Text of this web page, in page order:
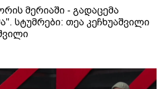
მერიაში - გადაცემა
სტუმრები: თეა კეჩხუაშვილი